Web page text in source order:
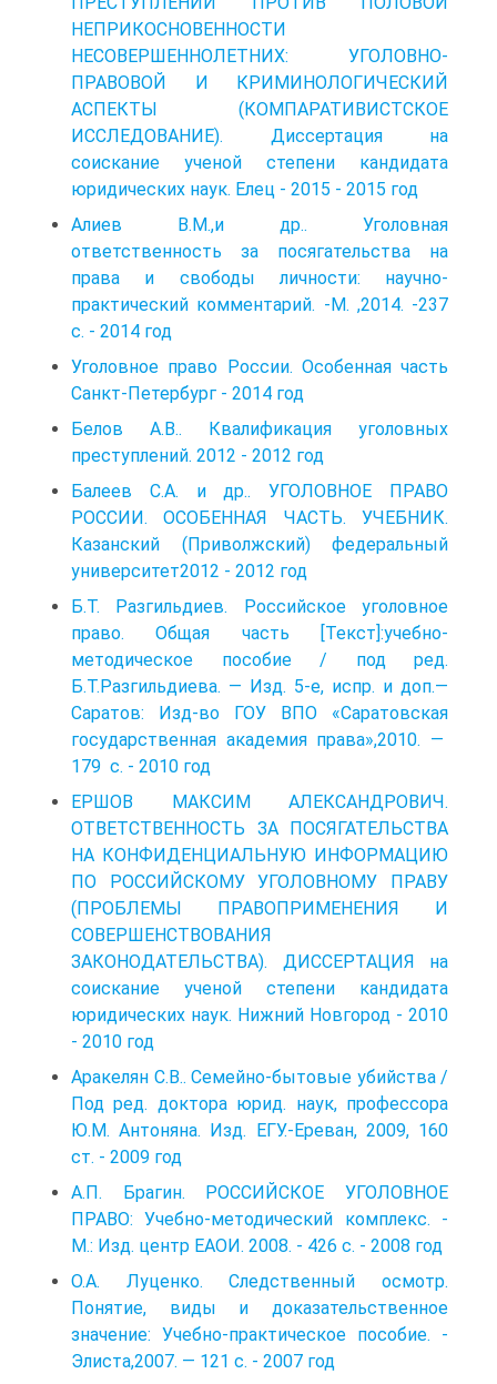
НЕПРИКОСНОВЕННОСТИ
НЕСОВЕРШЕННОЛЕТНИХ: УГОЛОВНО-
ПРАВОВОЙ И КРИМИНОЛОГИЧЕСКИЙ
АСПЕКТЫ (КОМПАРАТИВИСТСКОЕ
ИССЛЕДОВАНИЕ). Диссертация на
соискание ученой степени кандидата
юридических наук. Елец - 2015 - 2015 год
Алиев В.М.,и др.. Уголовная
ответственность за посягательства на
права и свободы личности: научно-
практический комментарий. -М. ,2014. -237
с. - 2014 год
Уголовное право России. Особенная часть
Санкт-Петербург - 2014 год
Белов А.В.. Квалификация уголовных
преступлений. 2012 - 2012 год
Балеев С.А. и др.. УГОЛОВНОЕ ПРАВО
РОССИИ. ОСОБЕННАЯ ЧАСТЬ. УЧЕБНИК.
Казанский (Приволжский) федеральный
университет2012 - 2012 год
Б.Т. Разгильдиев. Российское уголовное
право. Общая часть [Текст]:учебно-
методическое пособие / под ред.
Б.Т.Разгильдиева. — Изд. 5-е, испр. и доп.—
Саратов: Изд-во ГОУ ВПО «Саратовская
государственная академия права»,2010. —
179 с. - 2010 год
ЕРШОВ МАКСИМ АЛЕКСАНДРОВИЧ.
ОТВЕТСТВЕННОСТЬ ЗА ПОСЯГАТЕЛЬСТВА
НА КОНФИДЕНЦИАЛЬНУЮ ИНФОРМАЦИЮ
ПО РОССИЙСКОМУ УГОЛОВНОМУ ПРАВУ
(ПРОБЛЕМЫ ПРАВОПРИМЕНЕНИЯ И
СОВЕРШЕНСТВОВАНИЯ
ЗАКОНОДАТЕЛЬСТВА). ДИССЕРТАЦИЯ на
соискание ученой степени кандидата
юридических наук. Нижний Новгород - 2010
- 2010 год
Аракелян С.В.. Семейно-бытовые убийства /
Под ред. доктора юрид. наук, профессора
Ю.М. Антоняна. Изд. ЕГУ.-Ереван, 2009, 160
ст. - 2009 год
А.П. Брагин. РОССИЙСКОЕ УГОЛОВНОЕ
ПРАВО: Учебно-методический комплекс. -
М.: Изд. центр ЕАОИ. 2008. - 426 с. - 2008 год
О.А. Луценко. Следственный осмотр.
Понятие, виды и доказательственное
значение: Учебно-практическое пособие. -
Элиста,2007. — 121 с. - 2007 год